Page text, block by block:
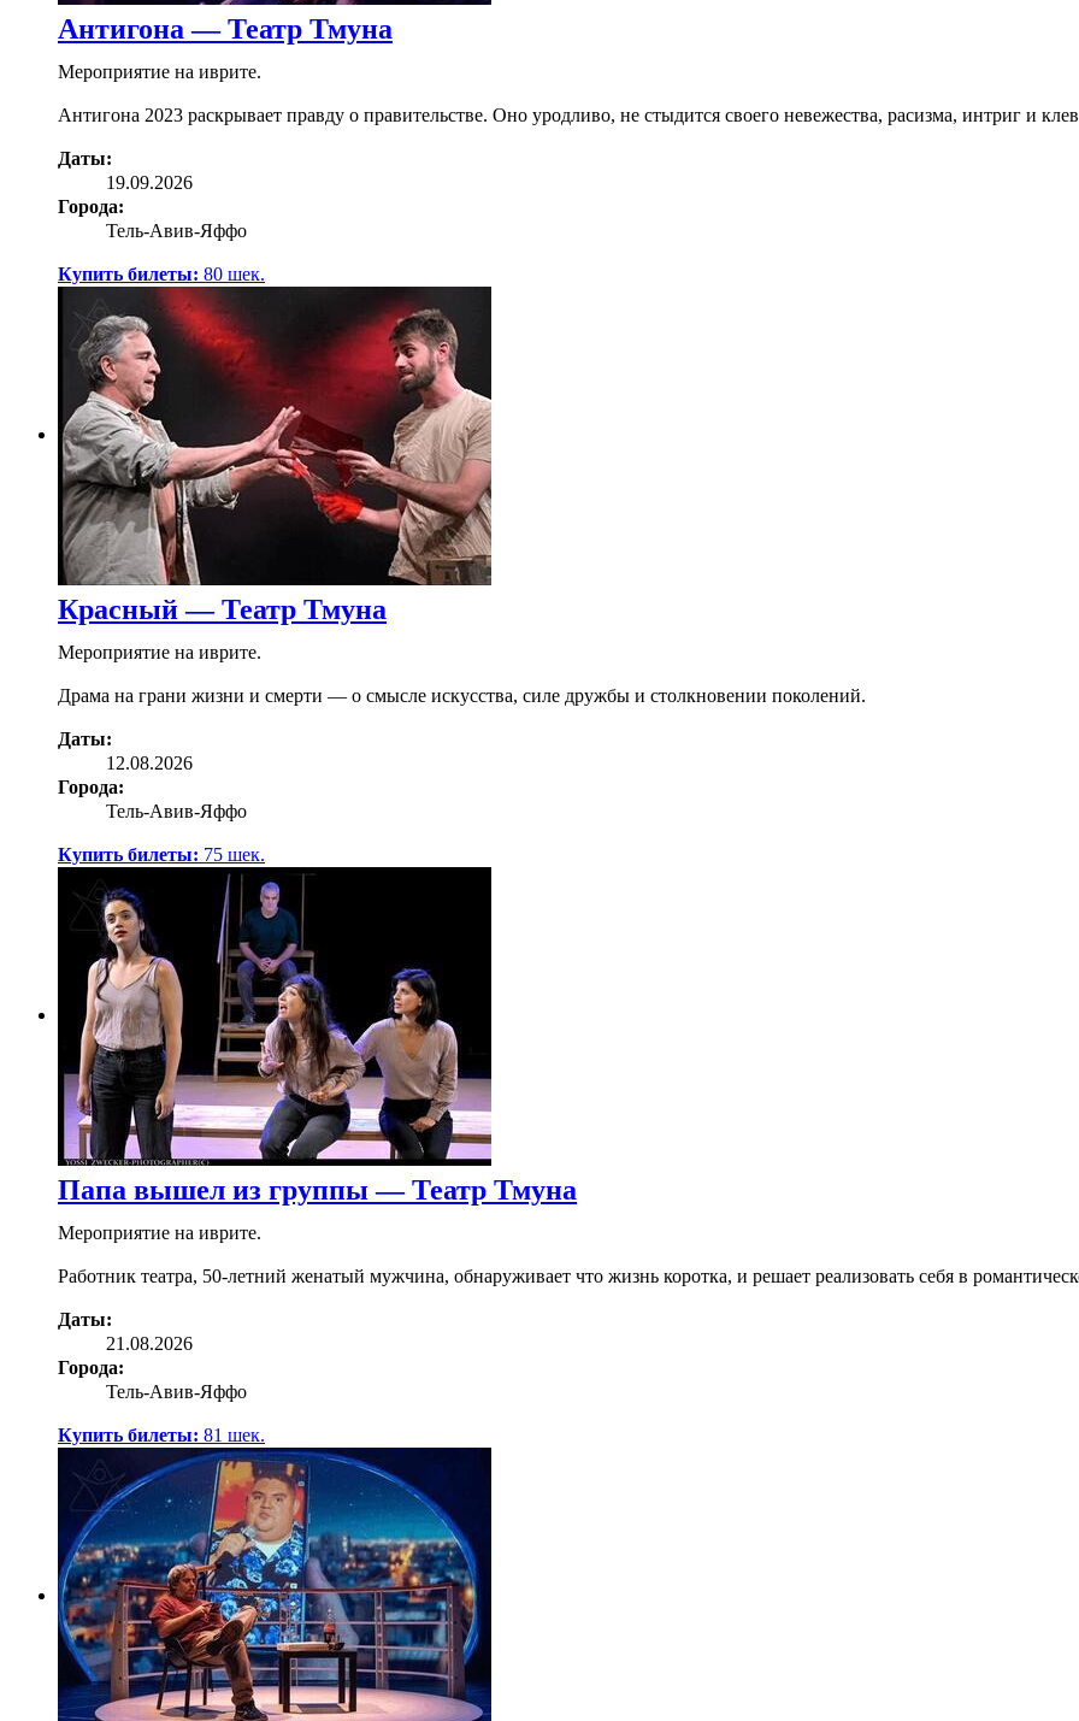
Антигона — Театр Тмуна
Мероприятие на иврите.
Антигона 2023 раскрывает правду о правительстве. Оно уродливо, не стыдится своего невежества, расизма, интриг и
Даты:
19.09.2026
Города:
Тель-Авив-Яффо
Купить билеты: 80 шек.
Красный — Театр Тмуна
Мероприятие на иврите.
Драма на грани жизни и смерти — о смысле искусства, силе дружбы и столкновении поколений.
Даты:
12.08.2026
Города:
Тель-Авив-Яффо
Купить билеты: 75 шек.
Папа вышел из группы — Театр Тмуна
Мероприятие на иврите.
Работник театра, 50-летний женатый мужчина, обнаруживает что жизнь коротка, и решает реализовать себя в
Даты:
21.08.2026
Города:
Тель-Авив-Яффо
Купить билеты: 81 шек.